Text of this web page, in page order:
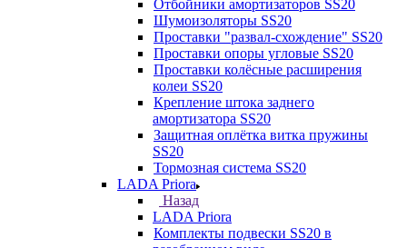
Отбойники амортизаторов SS20
Шумоизоляторы SS20
Проставки "развал-схождение" SS20
Проставки опоры угловые SS20
Проставки колёсные расширения
колеи SS20
Крепление штока заднего
амортизатора SS20
Защитная оплётка витка пружины
SS20
Тормозная система SS20
LADA Priora
Назад
LADA Priora
Комплекты подвески SS20 в